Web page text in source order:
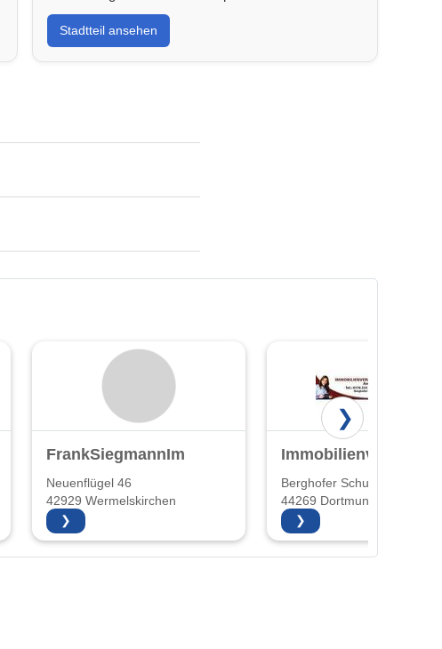
Stadtteil ansehen
FrankSiegmannImmobilien
Neuenflügel 46
42929 Wermelskirchen
❯
Berghofer Schulstr. 1
44269 Dortmund
❯
❯